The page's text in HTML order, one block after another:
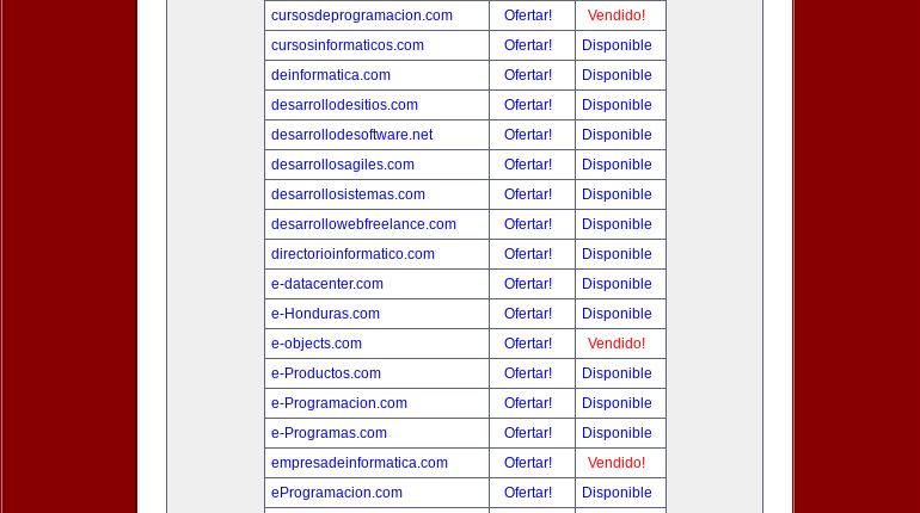
cursosdeprogramacion.com
Ofertar!
Vendido!
cursosinformaticos.com
Ofertar!
Disponible
deinformatica.com
Ofertar!
Disponible
desarrollodesitios.com
Ofertar!
Disponible
desarrollodesoftware.net
Ofertar!
Disponible
desarrollosagiles.com
Ofertar!
Disponible
desarrollosistemas.com
Ofertar!
Disponible
desarrollowebfreelance.com
Ofertar!
Disponible
directorioinformatico.com
Ofertar!
Disponible
e-datacenter.com
Ofertar!
Disponible
e-Honduras.com
Ofertar!
Disponible
e-objects.com
Ofertar!
Vendido!
e-Productos.com
Ofertar!
Disponible
e-Programacion.com
Ofertar!
Disponible
e-Programas.com
Ofertar!
Disponible
empresadeinformatica.com
Ofertar!
Vendido!
eProgramacion.com
Ofertar!
Disponible